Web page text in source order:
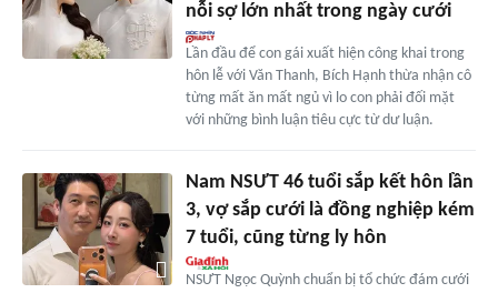
nỗi sợ lớn nhất trong ngày cưới
Lần đầu để con gái xuất hiện công khai trong
hôn lễ với Văn Thanh, Bích Hạnh thừa nhận cô
từng mất ăn mất ngủ vì lo con phải đối mặt
với những bình luận tiêu cực từ dư luận.
Nam NSƯT 46 tuổi sắp kết hôn lần
3, vợ sắp cưới là đồng nghiệp kém
7 tuổi, cũng từng ly hôn
NSƯT Ngọc Quỳnh chuẩn bị tổ chức đám cưới